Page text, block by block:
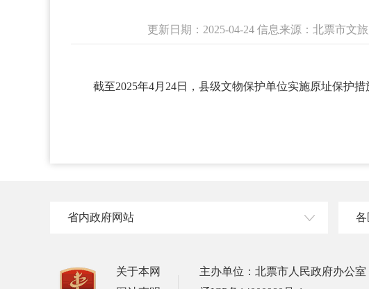
更新日期：2025-04-24 信息来源：北票市文
截至2025年4月24日，县级文物保护单位实施原址保护
省内政府网站 各
关于本网
主办单位：北票市人民政府办公室